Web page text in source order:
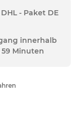
- Paket DE
innerhalb
59 Minuten